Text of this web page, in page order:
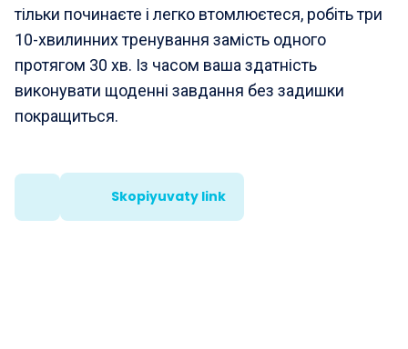
тільки починаєте і легко втомлюєтеся, робіть три
10-хвилинних тренування замість одного
протягом 30 хв. Із часом ваша здатність
виконувати щоденні завдання без задишки
покращиться.
Skopiyuvaty link